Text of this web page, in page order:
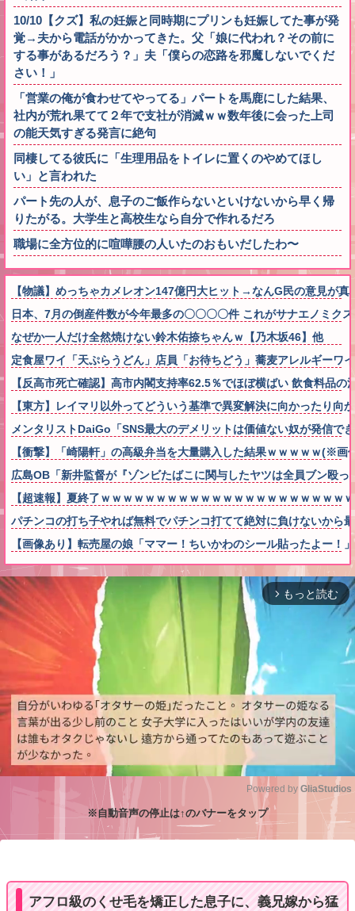
10/10【クズ】私の妊娠と同時期にプリンも妊娠してた事が発
覚→夫から電話がかかってきた。父「娘に代われ？その前に
する事があるだろう？」夫「僕らの恋路を邪魔しないでくだ
さい！」
「営業の俺が食わせてやってる」パートを馬鹿にした結果、
社内が荒れ果てて２年で支社が消滅ｗｗ数年後に会った上司
の能天気すぎる発言に絶句
同棲してる彼氏に「生理用品をトイレに置くのやめてほし
い」と言われた
パート先の人が、息子のご飯作らないといけないから早く帰
りたがる。大学生と高校生なら自分で作れるだろ
職場に全方位的に喧嘩腰の人いたのおもいだしたわ〜
【物議】めっちゃカメレオン147億円大ヒット→なんG民の意見が真
日本、7月の倒産件数が今年最多の〇〇〇〇件 これがサナエノミク
なぜか一人だけ全然焼けない鈴木佑捺ちゃんｗ【乃木坂46】他
定食屋ワイ「天ぷらうどん」店員「お待ちどう」蕎麦アレルギー
【反高市死亡確認】高市内閣支持率62.5％でほぼ横ばい 飲食料品の
【東方】レイマリ以外ってどういう基準で異変解決に向かったり向
メンタリストDaiGo「SNS最大のデメリットは価値ない奴が発信で
【衝撃】「崎陽軒」の高級弁当を大量購入した結果ｗｗｗｗｗ(※画
広島OB「新井監督が『ゾンビたばこに関与したヤツは全員ブン殴
【超速報】夏終了ｗｗｗｗｗｗｗｗｗｗｗｗｗｗｗｗｗｗｗｗｗｗ
パチンコの打ち子やれば無料でパチンコ打てて絶対に負けないから
【画像あり】転売屋の娘「ママー！ちいかわのシール貼ったよー！
arrow_forward_ios もっと読む
Powered by GliaStudios
※自動音声の停止は↑のバナーをタップ
アフロ級のくせ毛を矯正した息子に、義兄嫁から猛